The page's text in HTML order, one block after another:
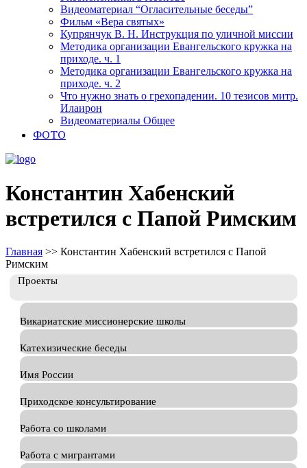
Видеоматериал “Огласительные беседы”
Фильм «Вера святых»
Купрянчук В. Н. Инструкция по уличной миссии
Методика организации Евангельского кружка на
приходе. ч. 1
Методика организации Евангельского кружка на
приходе. ч. 2
Что нужно знать о грехопадении. 10 тезисов митр.
Илаирон
Видеоматериалы Общее
ФОТО
Константин Хабенский
встретился с Папой Римским
Главная >> Константин Хабенский встретился с Папой
Римским
Проекты
Викариатские миссионерские школы
Катехизические беседы
Имя России
Приходское консультирование
Работа со школами
Работа с мигрантами